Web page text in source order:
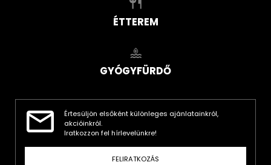
ÉTTEREM
GYÓGYFÜRDŐ
Értesüljön elsőként különleges ajánlatainkról,
akcióinkról.
Iratkozzon fel hírlevelünkre!
FELIRATKOZÁS